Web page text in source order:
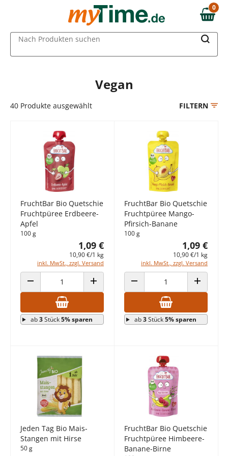
Zum Hauptinhalt springen
Zur Navigation springen
Zur Suche springen
0,00 €
0
Nach Produkten suchen
Vegan
40 Produkte ausgewählt FILTERN
FruchtBar Bio Quetschie
Fruchtpüree Erdbeere-
Apfel
100 g
1,09 €
10,90 €/1 kg
inkl. MwSt., zzgl. Versand
ANZAHL VERRINGERN ANZAHL ERHÖHEN
ab3Stück5% sparen
FruchtBar Bio Quetschie
Fruchtpüree Mango-
Pfirsich-Banane
100 g
1,09 €
10,90 €/1 kg
inkl. MwSt., zzgl. Versand
ANZAHL VERRINGERN ANZAHL
ab3Stück5% sparen
Jeden Tag Bio Mais-
Stangen mit Hirse
50 g
FruchtBar Bio Quetschie
Fruchtpüree Himbeere-
Banane-Birne